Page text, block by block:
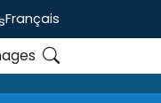
Français